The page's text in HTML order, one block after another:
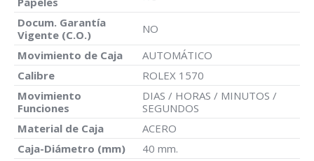
Docum. Garantía
Vigente (C.O.)
NO
Movimiento de Caja
AUTOMÁTICO
Calibre
ROLEX 1570
Movimiento
Funciones
DIAS / HORAS / MINUTOS /
SEGUNDOS
Material de Caja
ACERO
Caja-Diámetro (mm)
40 mm.